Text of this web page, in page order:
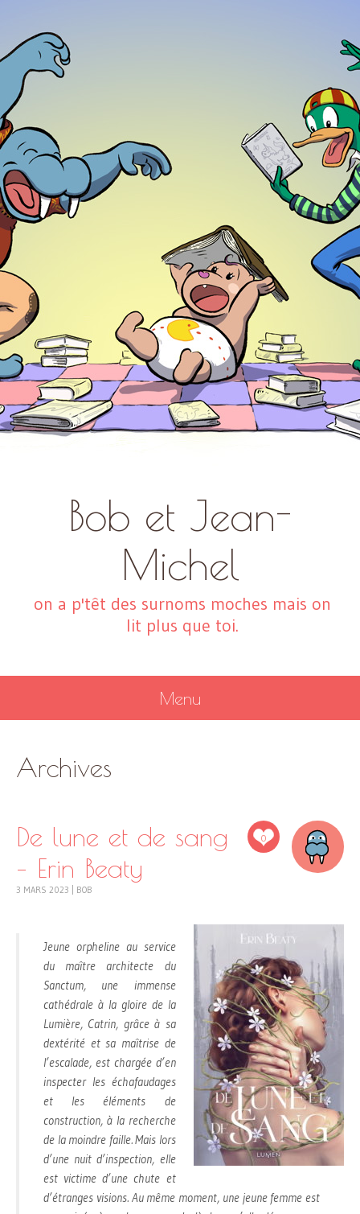
Bob et Jean-
Michel
on a p'têt des surnoms moches mais on
lit plus que toi.
Menu
CONTENT
Archives
0
De lune et de sang
– Erin Beaty
3 MARS 2023 BOB
Jeune orpheline au service
du maître architecte du
Sanctum, une immense
cathédrale à la gloire de la
Lumière, Catrin, grâce à sa
dextérité et sa maîtrise de
l’escalade, est chargée d’en
inspecter les échafaudages
et les éléments de
construction, à la recherche
de la moindre faille. Mais lors
d’une nuit d’inspection, elle
est victime d’une chute et
d’étranges visions. Au même moment, une jeune femme est